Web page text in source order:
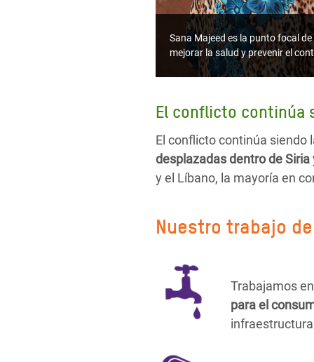
Sana Majeed es la punto focal
mejorar la salud y prevenir el
El conflicto continúa
El conflicto continúa siendo
desplazadas dentro de
y el Líbano, la mayoría en
Nuestro trabajo
Trabajamos
para el